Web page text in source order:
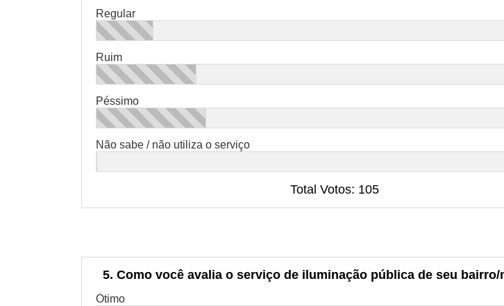
Regular
Ruim
Péssimo
Não sabe / não utiliza o serviço
Total Votos: 105
5. Como você avalia o serviço de iluminação pública de seu
Ótimo